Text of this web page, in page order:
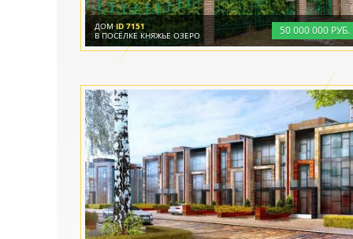
50000000 РУБ.
ДОМID 7151
В ПОСЁЛКЕ КНЯЖЬЕ ОЗЕРО